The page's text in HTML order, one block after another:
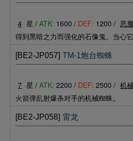
4 星 / ATK: 1600 / DEF: 1200 / 恶
得到黑暗之力而强化的石像鬼。当心
[BE2-JP057] TM-1炮台蜘蛛
7 星 / ATK: 2200 / DEF: 2500 / 机
火箭弹乱射爆杀对手的机械蜘蛛。
[BE2-JP058] 雷龙